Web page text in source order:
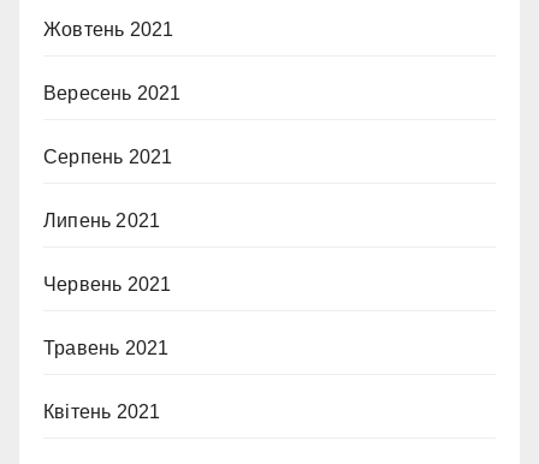
Жовтень 2021
Вересень 2021
Серпень 2021
Липень 2021
Червень 2021
Травень 2021
Квітень 2021